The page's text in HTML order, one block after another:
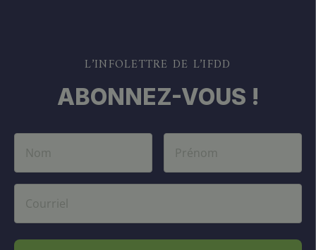
L’INFOLETTRE DE L’IFDD
ABONNEZ-VOUS !